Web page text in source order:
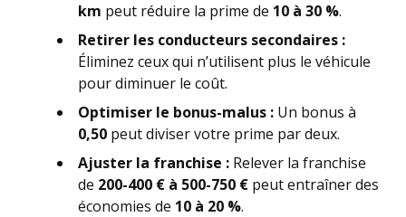
km peut réduire la prime de 10 à 30 %.
Retirer les conducteurs secondaires :
Éliminez ceux qui n’utilisent plus le véhicule
pour diminuer le coût.
Optimiser le bonus-malus : Un bonus à
0,50 peut diviser votre prime par deux.
Ajuster la franchise : Relever la franchise
de 200-400 € à 500-750 € peut entraîner des
économies de 10 à 20 %.